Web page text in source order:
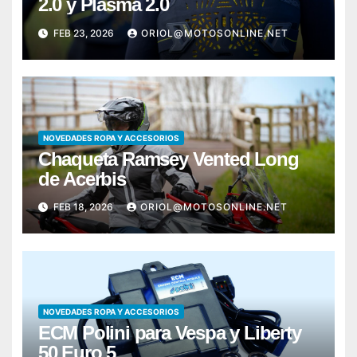
2.0 y Plasma 2.0
FEB 23, 2026 ORIOL@MOTOSONLINE.NET
NOVEDADES ROPA Y ACCESORIOS
Chaqueta Ramsey Vented Long
de Acerbis
FEB 18, 2026 ORIOL@MOTOSONLINE.NET
NOVEDADES ROPA Y ACCESORIOS
ECM Polini para Vespa y Liberty